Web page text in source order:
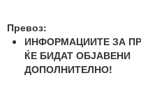
Превоз:
ИНФОРМАЦИИТЕ ЗА
ЌЕ БИДАТ ОБЈАВЕНИ
ДОПОЛНИТЕЛНО!